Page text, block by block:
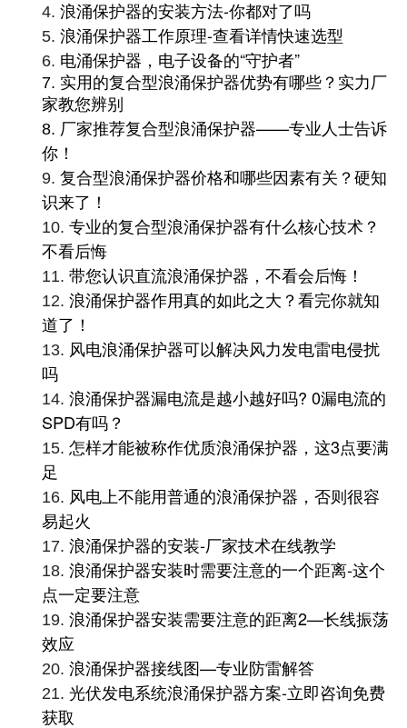
4. 浪涌保护器的安装方法-你都对了吗
5. 浪涌保护器工作原理-查看详情快速选型
6. 电涌保护器，电子设备的“守护者”
7. 实用的复合型浪涌保护器优势有哪些？实力厂
家教您辨别
8. 厂家推荐复合型浪涌保护器——专业人士告诉
你！
9. 复合型浪涌保护器价格和哪些因素有关？硬知
识来了！
10. 专业的复合型浪涌保护器有什么核心技术？
不看后悔
11. 带您认识直流浪涌保护器，不看会后悔！
12. 浪涌保护器作用真的如此之大？看完你就知
道了！
13. 风电浪涌保护器可以解决风力发电雷电侵扰
吗
14. 浪涌保护器漏电流是越小越好吗? 0漏电流的
SPD有吗？
15. 怎样才能被称作优质浪涌保护器，这3点要满
足
16. 风电上不能用普通的浪涌保护器，否则很容
易起火
17. 浪涌保护器的安装-厂家技术在线教学
18. 浪涌保护器安装时需要注意的一个距离-这个
点一定要注意
19. 浪涌保护器安装需要注意的距离2—长线振荡
效应
20. 浪涌保护器接线图—专业防雷解答
21. 光伏发电系统浪涌保护器方案-立即咨询免费
获取